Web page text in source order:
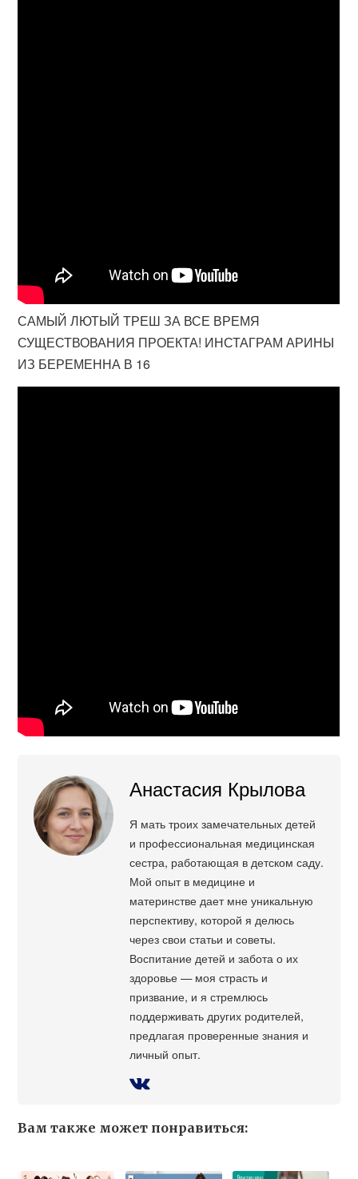
САМЫЙ ЛЮТЫЙ ТРЕШ ЗА ВСЕ ВРЕМЯ
СУЩЕСТВОВАНИЯ ПРОЕКТА! ИНСТАГРАМ АРИНЫ
ИЗ БЕРЕМЕННА В 16
Анастасия Крылова
Я мать троих замечательных детей
и профессиональная медицинская
сестра, работающая в детском саду.
Мой опыт в медицине и
материнстве дает мне уникальную
перспективу, которой я делюсь
через свои статьи и советы.
Воспитание детей и забота о их
здоровье — моя страсть и
призвание, и я стремлюсь
поддерживать других родителей,
предлагая проверенные знания и
личный опыт.
Вам также может понравиться: